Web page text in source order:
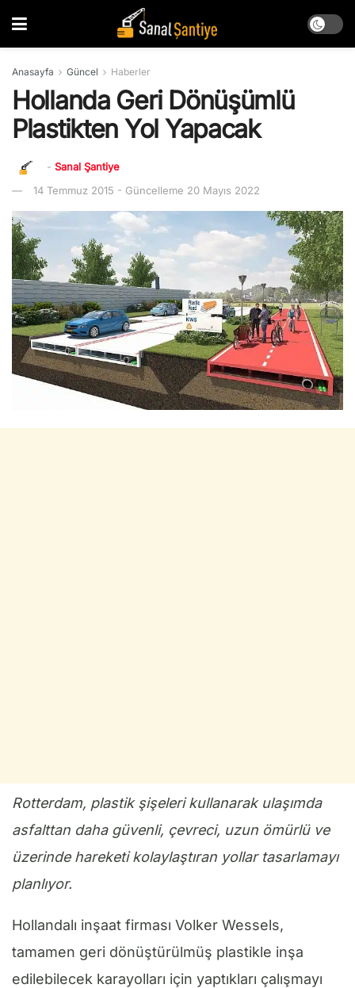
Anasayfa Güncel Haberler
Hollanda Geri Dönüşümlü
Plastikten Yol Yapacak
- Sanal Şantiye
14 Temmuz 2015 - Güncelleme 20 Mayıs 2022
Rotterdam, plastik şişeleri kullanarak ulaşımda
asfalttan daha güvenli, çevreci, uzun ömürlü ve
üzerinde hareketi kolaylaştıran yollar tasarlamayı
planlıyor.
Hollandalı inşaat firması Volker Wessels,
tamamen geri dönüştürülmüş plastikle inşa
edilebilecek karayolları için yaptıkları çalışmayı